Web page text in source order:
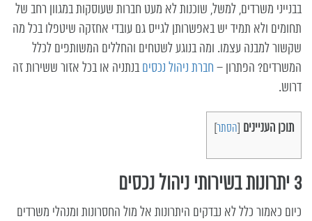
בבנייני משרדים, למשל, שוכנות לא מעט חברות שעוסקות במגוון רחב של
תחומים ולא תמיד יש באפשרותן לגייס גם עובדי אחזקה שיטפלו בכל מה
שקשור למבנה עצמו. ומה בנוגע לשטחים והחללים המשותפים לכלל
המשרדים? הפתרון – חברת ניהול נכסים בנתניה או בכל אזור ששירות זה
דרוש.
תוכן העניינים הסתר
3 יתרונות בשירותי ניהול נכסים
כיום כאמור כלל לא נבדקים היתרונות אל מול החסרונות ומנהלי משרדים